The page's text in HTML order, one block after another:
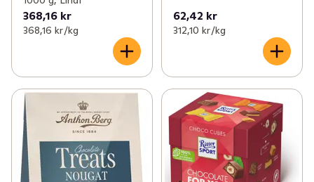
368,16 kr
368,16 kr /kg
62,42 kr
312,10 kr /kg